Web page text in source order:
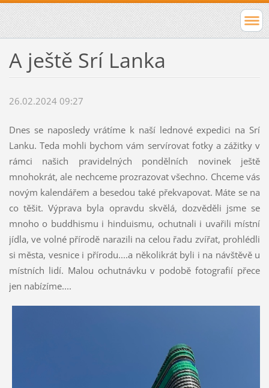
A ještě Srí Lanka
26.02.2024 09:27
Dnes se naposledy vrátíme k naší lednové expedici na Srí
Lanku. Teda mohli bychom vám servírovat fotky a zážitky v
rámci našich pravidelných pondělních novinek ještě
mnohokrát, ale nechceme prozrazovat všechno. Chceme vás
novým kalendářem a besedou také překvapovat. Máte se na
co těšit. Výprava byla opravdu skvělá, dozvěděli jsme se
mnoho o buddhismu i hinduismu, ochutnali i uvařili místní
jídla, ve volné přírodě narazili na celou řadu zvířat, prohlédli
si města, vesnice i přírodu....a několikrát byli i na návštěvě u
místních lidí. Malou ochutnávku v podobě fotografií přece
jen nabízíme....